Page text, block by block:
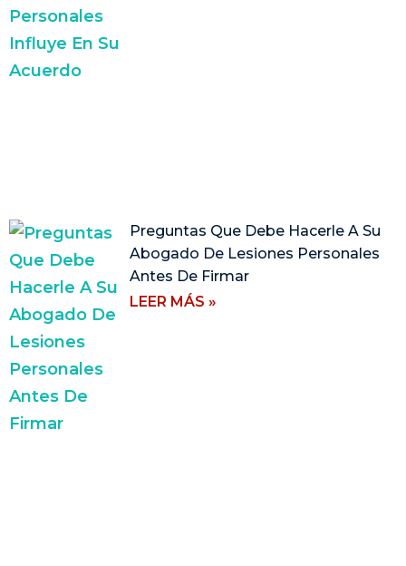
Preguntas Que Debe Hacerle A Su
Abogado De Lesiones Personales
Antes De Firmar
LEER MÁS »